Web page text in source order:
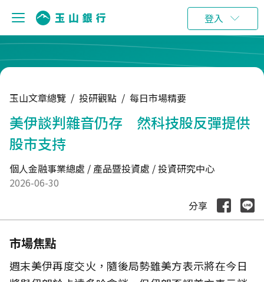
登入
玉山文章總覽 / 投研觀點 / 每日市場精要
美伊談判雜音仍存 然科技股反彈提供
股市支持
個人金融事業總處 / 產品暨投資處 / 投資研究中心
2026-06-30
分享
市場焦點
週末美伊再度交火，隨後局勢雖美方表示將在今日